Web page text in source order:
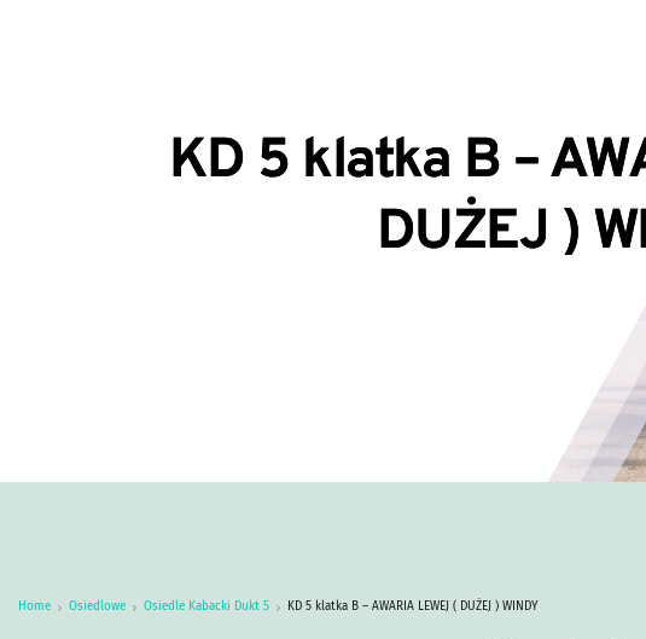
KD 5 klatka B –
DUŻEJ )
Home Osiedlowe Osiedle Kabacki Dukt 5 KD 5 klatka B – AWARIA LEWEJ ( DUŻEJ ) WINDY